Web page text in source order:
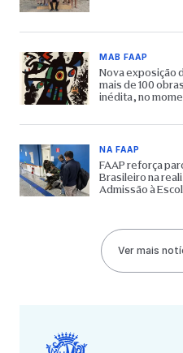
MAB FAAP
Nova exposição
mais de 100
inédita, no
NA FAAP
FAAP reforça
Brasileiro na
Admissão à
Ver mais